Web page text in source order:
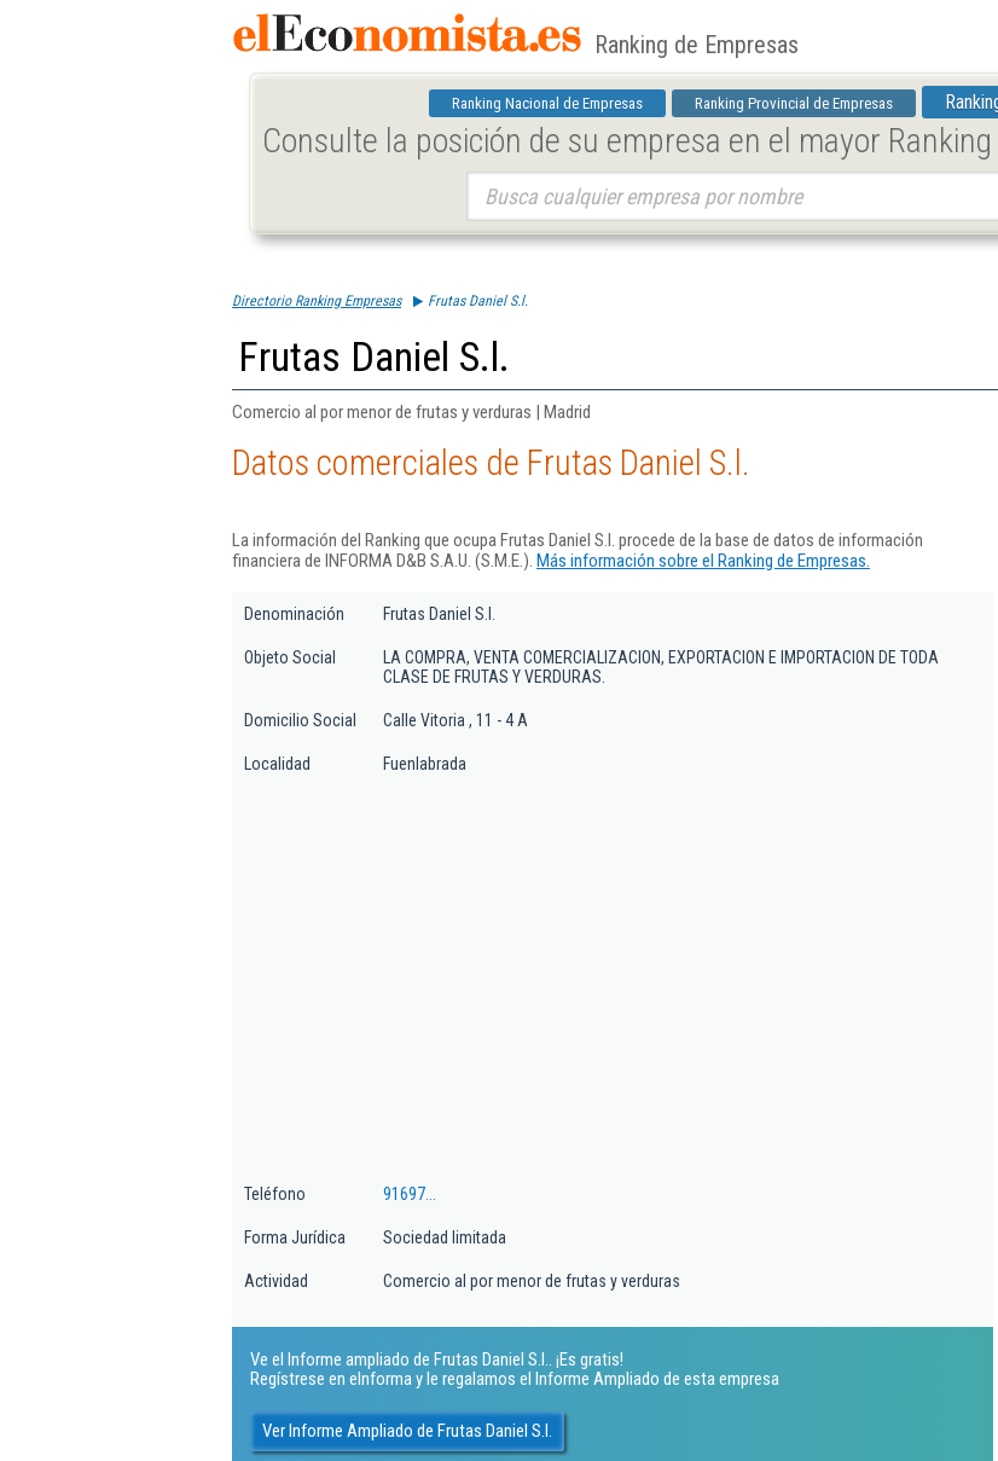
Ranking de Empresas
Ranking Nacional de Empresas Ranking Provincial de Empresas
Consulte la posición de su empresa en el mayor
Directorio Ranking Empresas Frutas Daniel S.l.
Frutas Daniel S.l.
Comercio al por menor de frutas y verduras | Madrid
Datos comerciales de Frutas Daniel S.l.
La información del Ranking que ocupa Frutas Daniel S.l. procede de la base de datos de información
financiera de INFORMA D&B S.A.U. (S.M.E.). Más información sobre el Ranking de Empresas.
Denominación Frutas Daniel S.l.
Objeto Social
LA COMPRA, VENTA COMERCIALIZACION, EXPORTACION E IMPORTACION DE TODA
CLASE DE FRUTAS Y VERDURAS.
Domicilio Social Calle Vitoria , 11 - 4 A
Localidad Fuenlabrada
Teléfono 91697...
Forma Jurídica Sociedad limitada
Actividad Comercio al por menor de frutas y verduras
Ve el Informe ampliado de Frutas Daniel S.l.. ¡Es gratis!
Regístrese en eInforma y le regalamos el Informe Ampliado de esta empresa
Ver Informe Ampliado de Frutas Daniel S.l.